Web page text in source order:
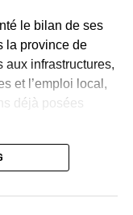
concerne
les
aux
préparer les
le bilan de ses
la province de
aux infrastructures,
et l’emploi local,
déjà posées
réalisation et la